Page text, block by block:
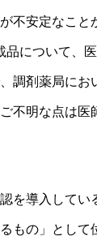
不安定なこ
品について、
調剤薬局に
不明な点は医
を導入して
もの」として